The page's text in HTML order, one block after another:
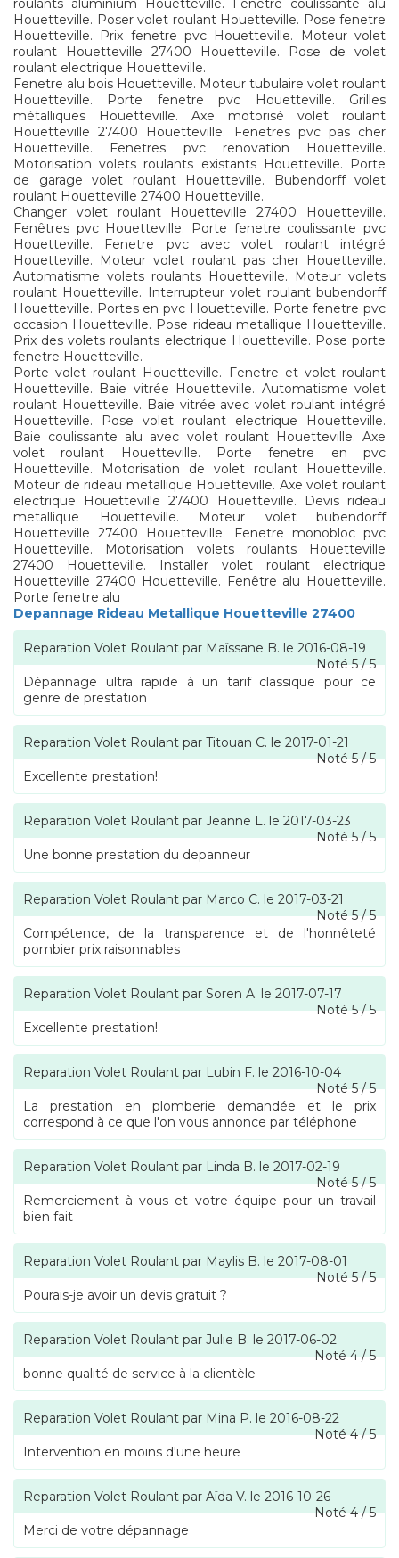
roulants aluminium Houetteville. Fenetre coulissante alu
Houetteville. Poser volet roulant Houetteville. Pose fenetre
Houetteville. Prix fenetre pvc Houetteville. Moteur volet
roulant Houetteville 27400 Houetteville. Pose de volet
roulant electrique Houetteville.
Fenetre alu bois Houetteville. Moteur tubulaire volet roulant
Houetteville. Porte fenetre pvc Houetteville. Grilles
métalliques Houetteville. Axe motorisé volet roulant
Houetteville 27400 Houetteville. Fenetres pvc pas cher
Houetteville. Fenetres pvc renovation Houetteville.
Motorisation volets roulants existants Houetteville. Porte
de garage volet roulant Houetteville. Bubendorff volet
roulant Houetteville 27400 Houetteville.
Changer volet roulant Houetteville 27400 Houetteville.
Fenêtres pvc Houetteville. Porte fenetre coulissante pvc
Houetteville. Fenetre pvc avec volet roulant intégré
Houetteville. Moteur volet roulant pas cher Houetteville.
Automatisme volets roulants Houetteville. Moteur volets
roulant Houetteville. Interrupteur volet roulant bubendorff
Houetteville. Portes en pvc Houetteville. Porte fenetre pvc
occasion Houetteville. Pose rideau metallique Houetteville.
Prix des volets roulants electrique Houetteville. Pose porte
fenetre Houetteville.
Porte volet roulant Houetteville. Fenetre et volet roulant
Houetteville. Baie vitrée Houetteville. Automatisme volet
roulant Houetteville. Baie vitrée avec volet roulant intégré
Houetteville. Pose volet roulant electrique Houetteville.
Baie coulissante alu avec volet roulant Houetteville. Axe
volet roulant Houetteville. Porte fenetre en pvc
Houetteville. Motorisation de volet roulant Houetteville.
Moteur de rideau metallique Houetteville. Axe volet roulant
electrique Houetteville 27400 Houetteville. Devis rideau
metallique Houetteville. Moteur volet bubendorff
Houetteville 27400 Houetteville. Fenetre monobloc pvc
Houetteville. Motorisation volets roulants Houetteville
27400 Houetteville. Installer volet roulant electrique
Houetteville 27400 Houetteville. Fenêtre alu Houetteville.
Porte fenetre alu
Depannage Rideau Metallique Houetteville 27400
Reparation Volet Roulant par Maïssane B. le 2016-08-19
Noté5/5
Dépannage ultra rapide à un tarif classique pour ce
genre de prestation
Reparation Volet Roulant par Titouan C. le 2017-01-21
Noté5/5
Excellente prestation!
Reparation Volet Roulant par Jeanne L. le 2017-03-23
Noté5/5
Une bonne prestation du depanneur
Reparation Volet Roulant par Marco C. le 2017-03-21
Noté5/5
Compétence, de la transparence et de l'honnêteté
pombier prix raisonnables
Reparation Volet Roulant par Soren A. le 2017-07-17
Noté5/5
Excellente prestation!
Reparation Volet Roulant par Lubin F. le 2016-10-04
Noté5/5
La prestation en plomberie demandée et le prix
correspond à ce que l'on vous annonce par téléphone
Reparation Volet Roulant par Linda B. le 2017-02-19
Noté5/5
Remerciement à vous et votre équipe pour un travail
bien fait
Reparation Volet Roulant par Maylis B. le 2017-08-01
Noté5/5
Pourais-je avoir un devis gratuit ?
Reparation Volet Roulant par Julie B. le 2017-06-02
Noté4/5
bonne qualité de service à la clientèle
Reparation Volet Roulant par Mina P. le 2016-08-22
Noté4/5
Intervention en moins d'une heure
Reparation Volet Roulant par Aïda V. le 2016-10-26
Noté4/5
Merci de votre dépannage